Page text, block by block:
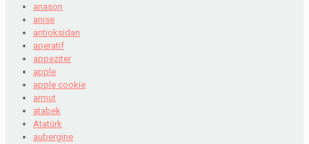
anason
anise
antioksidan
aperatif
appeziter
apple
apple cookie
armut
atabek
Atatürk
aubergine